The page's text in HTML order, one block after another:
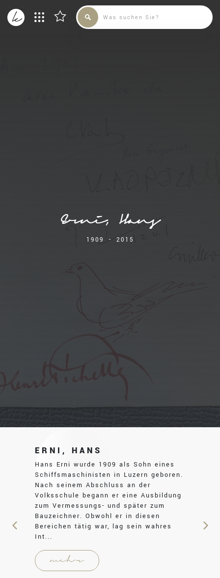
Erni, Hans
1909 - 2015
ERNI, HANS
Hans Erni wurde 1909 als Sohn eines
Schiffsmaschinisten in Luzern geboren.
Nach seinem Abschluss an der
Volksschule begann er eine Ausbildung
zum Vermessungs- und später zum
Bauzeichner. Obwohl er in diesen
Bereichen tätig war, lag sein wahres
Int...
mehr